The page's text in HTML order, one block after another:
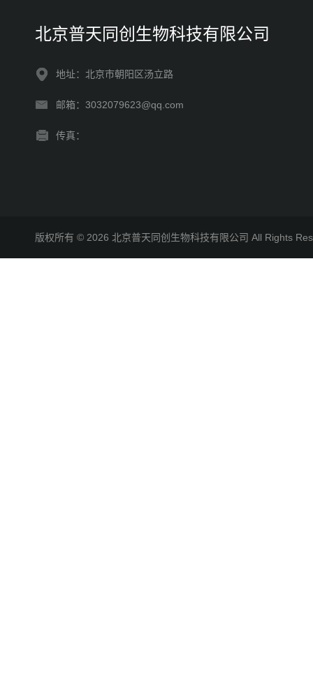
北京普天同创生物科技有限公司
地址：北京市朝阳区汤立路
邮箱：3032079623@qq.com
传真：
版权所有 © 2026 北京普天同创生物科技有限公司 All Rights